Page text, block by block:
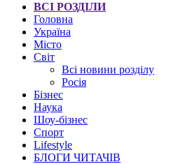
ВСІ РОЗДІЛИ
Головна
Україна
Місто
Світ
Всі новини розділу
Росія
Бізнес
Наука
Шоу-бізнес
Спорт
Lifestyle
БЛОГИ ЧИТАЧІВ